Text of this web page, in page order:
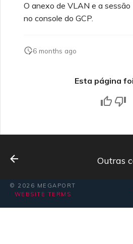
O anexo de VLAN e a sessão
no console do GCP.
6 months ago
Esta página
Outras
© 2026 MEGAPORT
WEBSITE TERMS